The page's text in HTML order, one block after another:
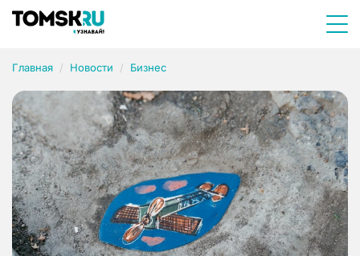
Главная Новости Бизнес